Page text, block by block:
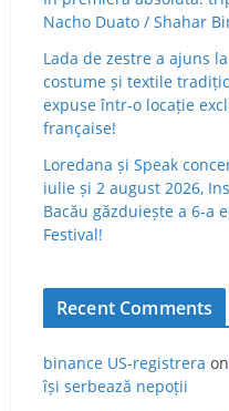
Nacho Duato / Shahar
Lada de zestre a ajuns
costume și textile
expuse într-o locație
française!
Loredana și Speak
iulie și 2 august 2026,
Bacău găzduiește a 6-a
Festival!
Recent Comments
binance US-registrera on
își serbează nepoții